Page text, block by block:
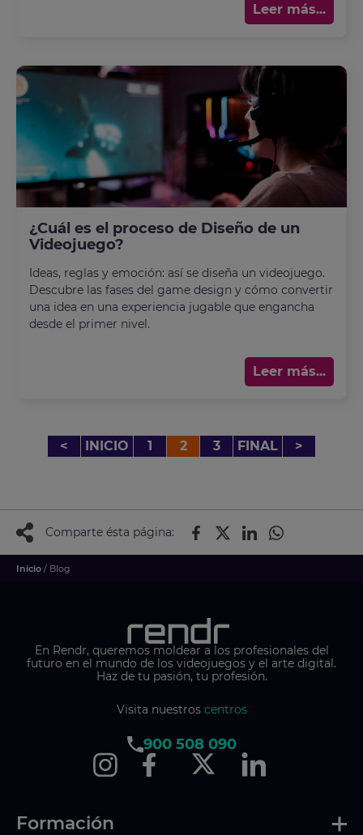
Leer más...
¿Cuál es el proceso de Diseño de un
Videojuego?
Ideas, reglas y emoción: así se diseña un videojuego.
Descubre las fases del game design y cómo convertir
una idea en una experiencia jugable que engancha
desde el primer nivel.
Leer más...
< INICIO 1 2 3 FINAL >
Comparte ésta página:
Inicio / Blog
En Rendr, queremos moldear a los profesionales del
futuro en el mundo de los videojuegos y el arte digital.
Haz de tu pasión, tu profesión.
Visita nuestros centros
900 508 090
Formación